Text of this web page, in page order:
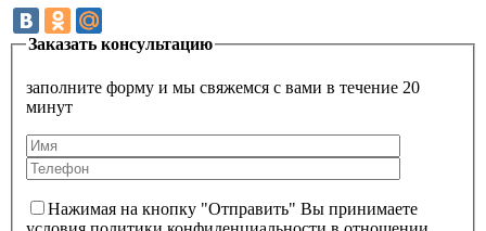
Заказать консультацию
заполните форму и мы свяжемся с вами в течение 20
минут
Нажимая на кнопку "Отправить" Вы принимаете